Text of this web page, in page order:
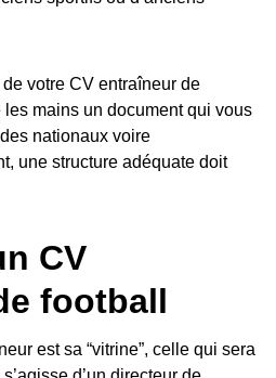
votre CV entraîneur de
mains un document qui vous
nationaux voire
une structure adéquate doit
CV
football
est sa “vitrine”, celle qui sera